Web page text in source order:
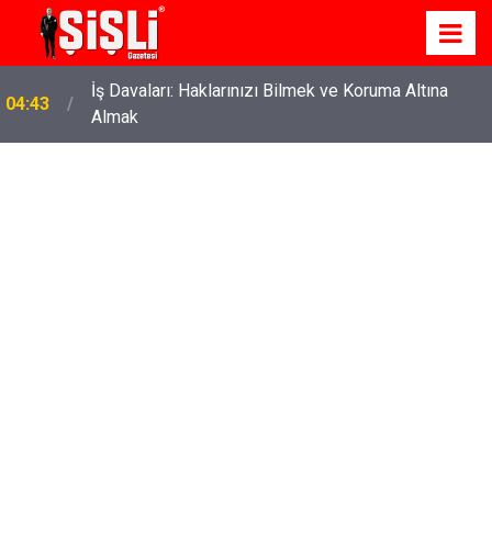
04:43
İş Davaları: Haklarınızı Bilmek ve Koruma Altına
Almak